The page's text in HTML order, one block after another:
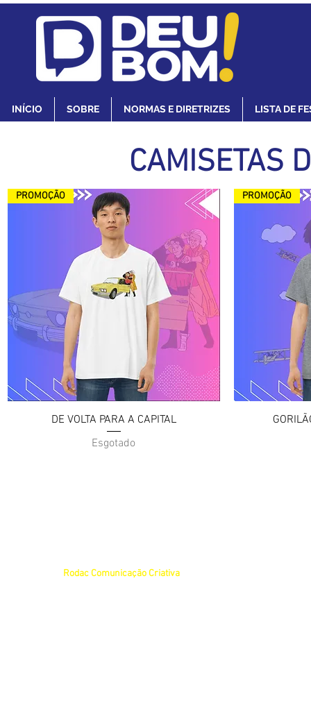
Visualização rápida
PROMOÇÃO
DE VOLTA PARA A CAPITAL
Esgotado
PROMOÇÃO
CAMISETAS
INÍCIO SOBRE NORMAS E DIRETRIZES LISTA DE
Rodac Comunicação Criativa